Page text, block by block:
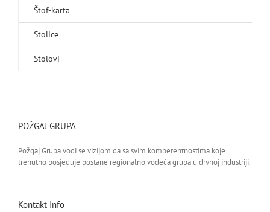
Štof-karta
Stolice
Stolovi
POŽGAJ GRUPA
Požgaj Grupa vodi se vizijom da sa svim kompetentnostima koje
trenutno posjeduje postane regionalno vodeća grupa u drvnoj industriji.
Kontakt Info